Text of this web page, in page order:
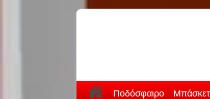
Ποδόσφαιρο Μπάσκετ